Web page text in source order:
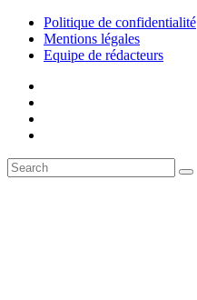
Politique de confidentialité
Mentions légales
Equipe de rédacteurs